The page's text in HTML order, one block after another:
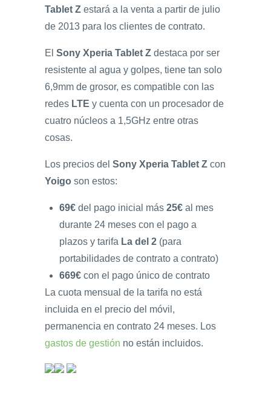
Tablet Z estará a la venta a partir de julio
de 2013 para los clientes de contrato.
El Sony Xperia Tablet Z destaca por ser
resistente al agua y golpes, tiene tan solo
6,9mm de grosor, es compatible con las
redes LTE y cuenta con un procesador de
cuatro núcleos a 1,5GHz entre otras
cosas.
Los precios del Sony Xperia Tablet Z con
Yoigo son estos:
69€ del pago inicial más 25€ al mes
durante 24 meses con el pago a
plazos y tarifa La del 2 (para
portabilidades de contrato a contrato)
669€ con el pago único de contrato
La cuota mensual de la tarifa no está
incluida en el precio del móvil,
permanencia en contrato 24 meses. Los
gastos de gestión no están incluidos.